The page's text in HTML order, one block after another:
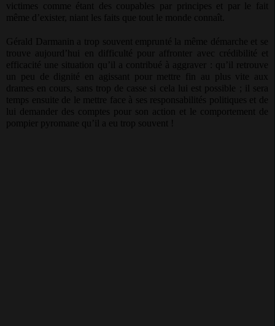
victimes comme étant des coupables par principes et par le fait
même d’exister, niant les faits que tout le monde connaît.
Gérald Darmanin a trop souvent emprunté la même démarche et se
trouve aujourd’hui en difficulté pour affronter avec crédibilité et
efficacité une situation qu’il a contribué à aggraver : qu’il retrouve
un peu de dignité en agissant pour mettre fin au plus vite aux
drames en cours, sans trop de casse si cela lui est possible ; il sera
temps ensuite de le mettre face à ses responsabilités politiques et de
lui demander des comptes pour son action et le comportement de
pompier pyromane qu’il a eu trop souvent !